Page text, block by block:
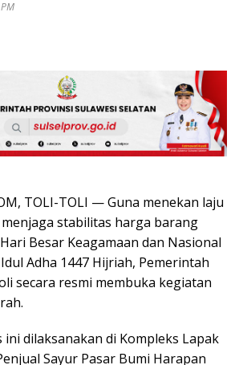
TOLI-TOLI — Guna menekan laju
stabilitas harga barang
Besar Keagamaan dan Nasional
Adha 1447 Hijriah, Pemerintah
secara resmi membuka kegiatan
dilaksanakan di Kompleks Lapak
Sayur Pasar Bumi Harapan